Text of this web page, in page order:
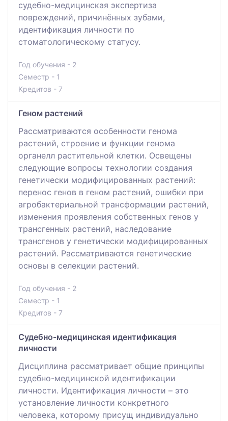
судебно-медицинская экспертиза
повреждений, причинённых зубами,
идентификация личности по
стоматологическому статусу.
Год обучения - 2
Семестр - 1
Кредитов - 7
Геном растений
Рассматриваются особенности генома
растений, строение и функции генома
органелл растительной клетки. Освещены
следующие вопросы технологии создания
генетически модифицированных растений:
перенос генов в геном растений, ошибки при
агробактериальной трансформации растений,
изменения проявления собственных генов у
трансгенных растений, наследование
трансгенов у генетически модифицированных
растений. Рассматриваются генетические
основы в селекции растений.
Год обучения - 2
Семестр - 1
Кредитов - 7
Судебно-медицинская идентификация
личности
Дисциплина рассматривает общие принципы
судебно-медицинской идентификации
личности. Идентификация личности – это
установление личности конкретного
человека, которому присущ индивидуально